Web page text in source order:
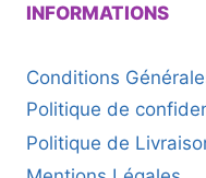
INFORMATIONS
Conditions
Politique de
Politique de